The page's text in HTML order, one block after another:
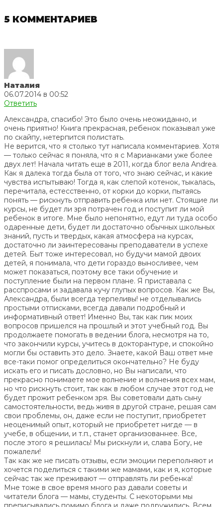
5 КОММЕНТАРИЕВ
Наталия
06.07.2014 в 00:52
Ответить
Александра, спасибо! Это было очень неожиданно, и
очень приятно! Книга прекрасная, ребенок показывал уже
по скайпу, нетерпится полистать.
Не верится, что я столько тут написала комментариев. Хотя
— только сейчас я поняла, что я с Марианками уже более
двух лет! Начала читать еще в 2011, когда блог вела Andrea.
Как я далека тогда была от того, что знаю сейчас, и какие
чувства испытываю! Тогда я, как слепой котенок, тыкалась,
перечитала, естесственно, от корки до корки, пытаясь
понять — рискнуть отправить ребенка или нет. Стоящие ли
курсы, не будет ли зря потрачен год и поступит ли мой
ребенок в итоге. Мне было непонятно, едут ли туда особо
одаренные дети, будет ли достаточно обычных школьных
знаний, пусть и твердых, какая атмосфера на курсах,
достаточно ли заинтересованы преподаватели в успехе
детей. Быт тоже интересовал, но будучи мамой двоих
детей, я понимала, что дети гораздо выносливее, чем
может показаться, поэтому все таки обучение и
поступление были на первом плане. Я приставала с
расспросами и задавала кучу глупых вопросов. Как же Вы,
Александра, были всегда терпеливы! не отделывались
простыми отписками, всегда давали подробный и
информативный ответ! Именно Вы, так как пик моих
вопросов пришелся на прошлый и этот учебный год. Вы
продолжаете помогать в ведении блога, несмотря на то,
что закончили курсы, учитесь в докторантуре, и спокойно
могли бы оставить это дело. Знаете, какой Ваш ответ мне
все-таки помог определиться окончательно? Не буду
искать его и писать дословно, но Вы написали, что
прекрасно понимаете мое волнение и волнения всех мам,
но что рискнуть стоит, так как в любом случае этот год не
будет прожит ребенком зря. Вы советовали дать сыну
самостоятельности, ведь живя в другой стране, решая сам
свои проблемы, он, даже если не поступит, приобретет
неоценимый опыт, который не приобретет нигде — в
учебе, в общении, и т.п., станет организованнее. Все,
после этого я решилась! Мы рискнули и, слава Богу, не
пожалели!
Так как же не писать отзывы, если эмоции переполняют и
хочется поделиться с такими же мамами, как и я, которые
сейчас так же преживают — отправлять ли ребенка!
Мне тоже в свое время много раз давали советы и
читатели блога — мамы, студенты. С некоторыми мы